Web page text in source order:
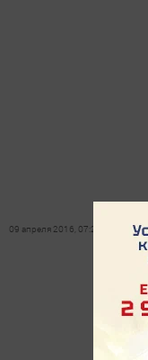
09 апреля 2016, 07:20